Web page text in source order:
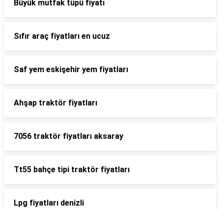
Büyük mutfak tüpü fiyatı
Sıfır araç fiyatları en ucuz
Saf yem eskişehir yem fiyatları
Ahşap traktör fiyatları
7056 traktör fiyatları aksaray
Tt55 bahçe tipi traktör fiyatları
Lpg fiyatları denizli